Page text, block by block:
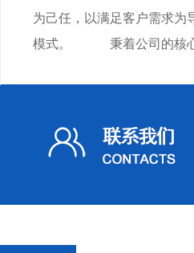
为己任，以满足客户需求为
模式。 秉着公司的核